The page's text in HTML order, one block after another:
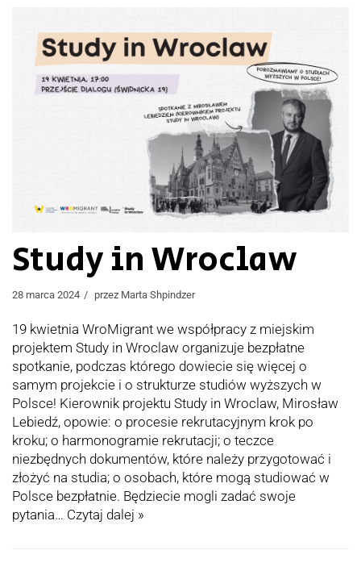
Study in Wroclaw
28 marca 2024 przez Marta Shpindzer
19 kwietnia WroMigrant we współpracy z miejskim
projektem Study in Wroclaw organizuje bezpłatne
spotkanie, podczas którego dowiecie się więcej o
samym projekcie i o strukturze studiów wyższych w
Polsce! Kierownik projektu Study in Wroclaw, Mirosław
Lebiedź, opowie: o procesie rekrutacyjnym krok po
kroku; o harmonogramie rekrutacji; o teczce
niezbędnych dokumentów, które należy przygotować i
złożyć na studia; o osobach, które mogą studiować w
Polsce bezpłatnie. Będziecie mogli zadać swoje
pytania… Czytaj dalej »